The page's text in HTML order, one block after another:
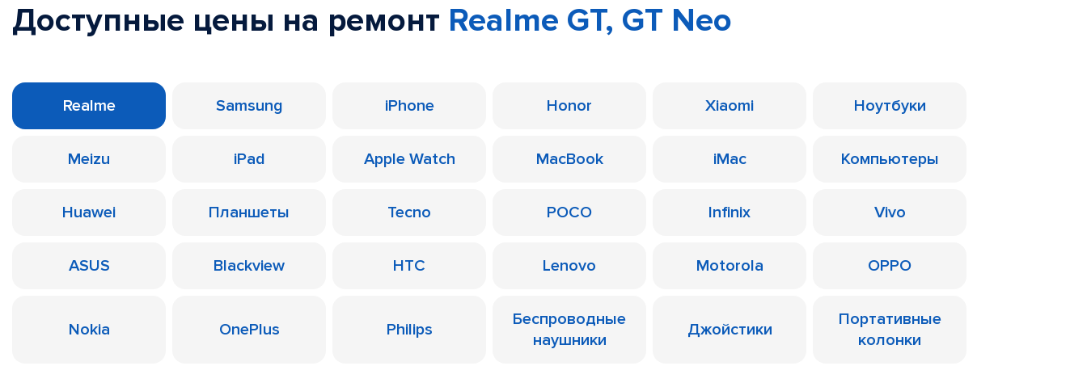
Доступные цены на ремонт Realme GT, GT Neo
Realme Samsung iPhone Honor Xiaomi Ноутбуки
Meizu iPad Apple Watch MacBook iMac Компьютеры
Huawei Планшеты Tecno POCO Infinix Vivo
ASUS Blackview HTC Lenovo Motorola OPPO
Nokia OnePlus Philips
Беспроводные
наушники
Джойстики
Портативные
колонки